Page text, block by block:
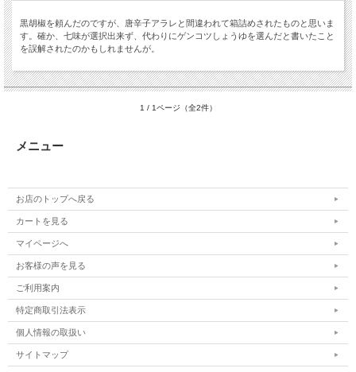
黒胡椒を頼んだのですが、唐辛子アラレと間違われて箱詰めされたものと思いま
す。確か、七味が選択出来ず、代わりにゲンコツしょうゆを選んだと書いたこと
を誤解されたのかもしれませんが。
1 / 1ページ（全2件）
メニュー
お店のトップへ戻る
カートを見る
マイページへ
お客様の声を見る
ご利用案内
特定商取引法表示
個人情報の取扱い
サイトマップ